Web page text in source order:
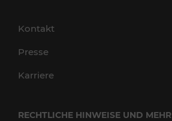
Kontakt
Presse
Karriere
RECHTLICHE HINWEISE UND MEHR